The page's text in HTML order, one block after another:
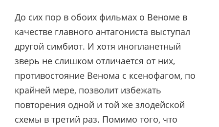
До сих пор в обоих фильмах о Веноме в
качестве главного антагониста выступал
другой симбиот. И хотя инопланетный
зверь не слишком отличается от них,
противостояние Венома с ксенофагом, по
крайней мере, позволит избежать
повторения одной и той же злодейской
схемы в третий раз. Помимо того, что